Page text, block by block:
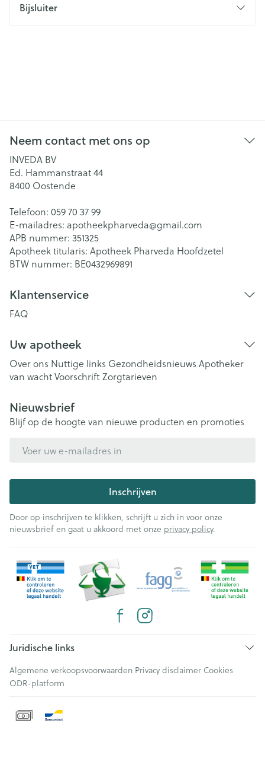
Bijsluiter
Neem contact met ons op
INVEDA BV
Ed. Hammanstraat 44
8400 Oostende
Telefoon: 059 70 37 99
E-mailadres: apotheekpharveda@gmail.com
APB nummer: 351325
Apotheek titularis: Apotheek Pharveda Hoofdzetel
BTW nummer: BE0432969891
Klantenservice
FAQ
Uw apotheek
Over ons Nuttige links Gezondheidsnieuws Apotheker
van wachtVoorschriftZorgtarieven
Nieuwsbrief
Blijf op de hoogte van nieuwe producten en promoties
Inschrijven
Door op inschrijven te klikken, schrijft u zich in voor onze
nieuwsbrief en gaat u akkoord met onze privacy policy.
Juridische links
Algemene verkoopsvoorwaarden Privacy disclaimer Cookies
ODR-platform